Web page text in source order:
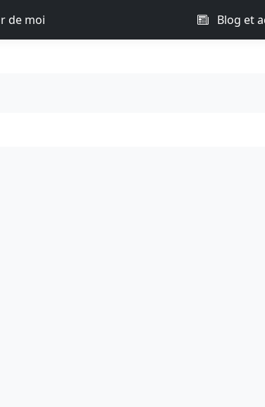
de moi Blog et